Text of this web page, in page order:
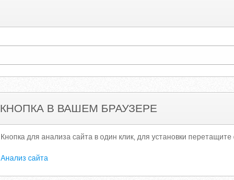
КНОПКА В ВАШЕМ БРАУЗЕРЕ
Кнопка для анализа сайта в один клик, для установки
Анализ сайта